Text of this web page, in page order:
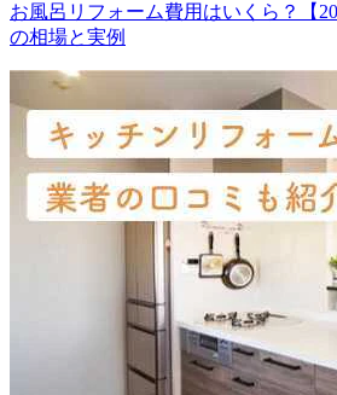
お風呂リフォーム費用はいくら？【
の相場と実例